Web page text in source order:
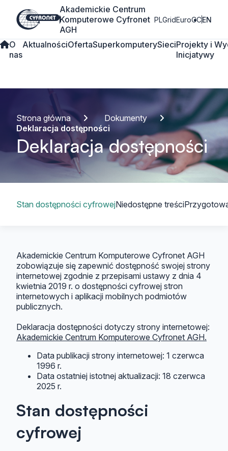
Akademickie Centrum
Komputerowe Cyfronet
AGH
PLGridEuroCCEN
O
nas
AktualnościOfertaSuperkomputerySieciProjekty i
Inicjatywy
Strona główna
Dokumenty
Deklaracja dostępności
Deklaracja dostępności
Stan dostępności cyfrowejNiedostępne treści
Akademickie Centrum Komputerowe Cyfronet AGH
zobowiązuje się zapewnić dostępność swojej strony
internetowej zgodnie z przepisami ustawy z dnia 4
kwietnia 2019 r. o dostępności cyfrowej stron
internetowych i aplikacji mobilnych podmiotów
publicznych.
Deklaracja dostępności dotyczy strony internetowej:
Akademickie Centrum Komputerowe Cyfronet AGH.
Data publikacji strony internetowej: 1 czerwca
1996 r.
Data ostatniej istotnej aktualizacji: 18 czerwca
2025 r.
Stan dostępności
cyfrowej